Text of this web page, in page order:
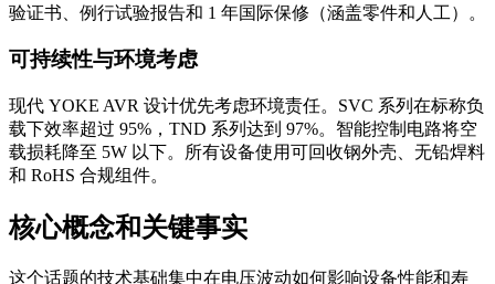
验证书、例行试验报告和 1 年国际保修（涵盖零件和人工）。
可持续性与环境考虑
现代 YOKE AVR 设计优先考虑环境责任。SVC 系列在标称负
载下效率超过 95%，TND 系列达到 97%。智能控制电路将空
载损耗降至 5W 以下。所有设备使用可回收钢外壳、无铅焊料
和 RoHS 合规组件。
核心概念和关键事实
这个话题的技术基础集中在电压波动如何影响设备性能和寿